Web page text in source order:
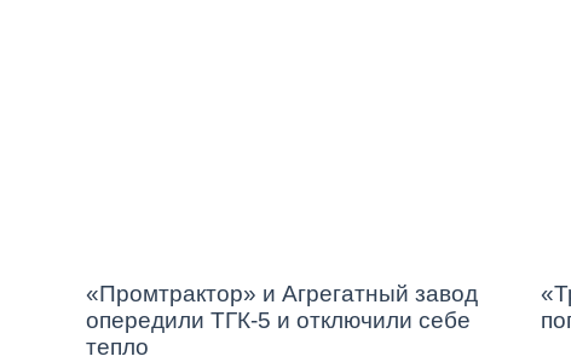
«Промтрактор» и Агрегатный завод
опередили ТГК-5 и отключили себе
тепло